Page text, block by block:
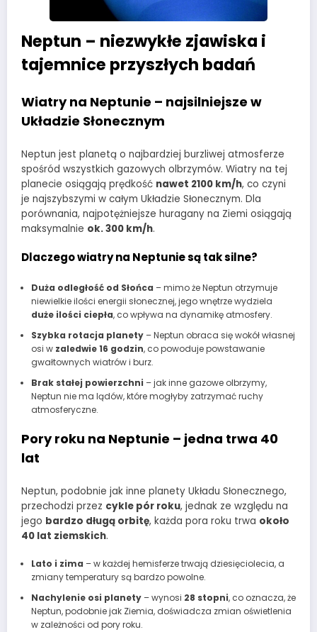
Neptun – niezwykłe zjawiska i
tajemnice przyszłych badań
Wiatry na Neptunie – najsilniejsze w
Układzie Słonecznym
Neptun jest planetą o najbardziej burzliwej atmosferze
spośród wszystkich gazowych olbrzymów. Wiatry na tej
planecie osiągają prędkość nawet 2100 km/h, co czyni
je najszybszymi w całym Układzie Słonecznym. Dla
porównania, najpotężniejsze huragany na Ziemi osiągają
maksymalnie ok. 300 km/h.
Dlaczego wiatry na Neptunie są tak silne?
Duża odległość od Słońca – mimo że Neptun otrzymuje
niewielkie ilości energii słonecznej, jego wnętrze wydziela
duże ilości ciepła, co wpływa na dynamikę atmosfery.
Szybka rotacja planety– Neptun obraca się wokół własnej
osi w zaledwie 16 godzin, co powoduje powstawanie
gwałtownych wiatrów i burz.
Brak stałej powierzchni – jak inne gazowe olbrzymy,
Neptun nie ma lądów, które mogłyby zatrzymać ruchy
atmosferyczne.
Pory roku na Neptunie – jedna trwa 40
lat
Neptun, podobnie jak inne planety Układu Słonecznego,
przechodzi przez cykle pór roku, jednak ze względu na
jego bardzo długą orbitę, każda pora roku trwa około
40 lat ziemskich.
Lato i zima – w każdej hemisferze trwają dziesięciolecia, a
zmiany temperatury są bardzo powolne.
Nachylenie osi planety– wynosi 28 stopni, co oznacza, że
Neptun, podobnie jak Ziemia, doświadcza zmian oświetlenia
w zależności od pory roku.